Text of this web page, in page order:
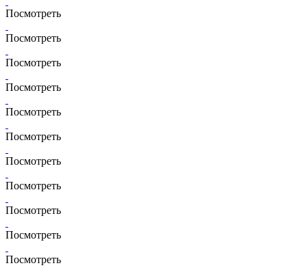
Посмотреть
Посмотреть
Посмотреть
Посмотреть
Посмотреть
Посмотреть
Посмотреть
Посмотреть
Посмотреть
Посмотреть
Посмотреть